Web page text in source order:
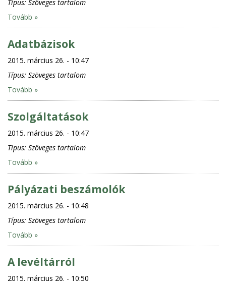
Típus: Szöveges tartalom
Tovább »
Adatbázisok
2015. március 26. - 10:47
Típus: Szöveges tartalom
Tovább »
Szolgáltatások
2015. március 26. - 10:47
Típus: Szöveges tartalom
Tovább »
Pályázati beszámolók
2015. március 26. - 10:48
Típus: Szöveges tartalom
Tovább »
A levéltárról
2015. március 26. - 10:50